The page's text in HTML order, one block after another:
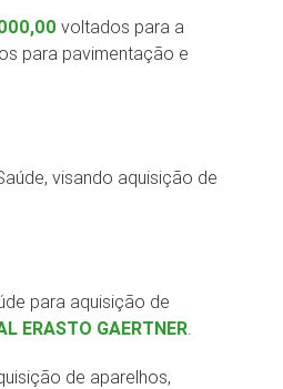
voltados para a
para pavimentação e
visando aquisição de
para aquisição de
ERASTO GAERTNER.
de aparelhos,